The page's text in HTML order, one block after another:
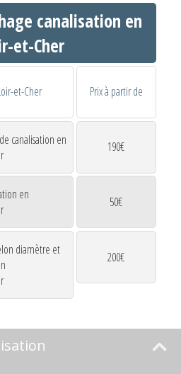
canalisation en
et-Cher
et-Cher Prix à partir de
canalisation en
190€
en
50€
diamètre et
200€